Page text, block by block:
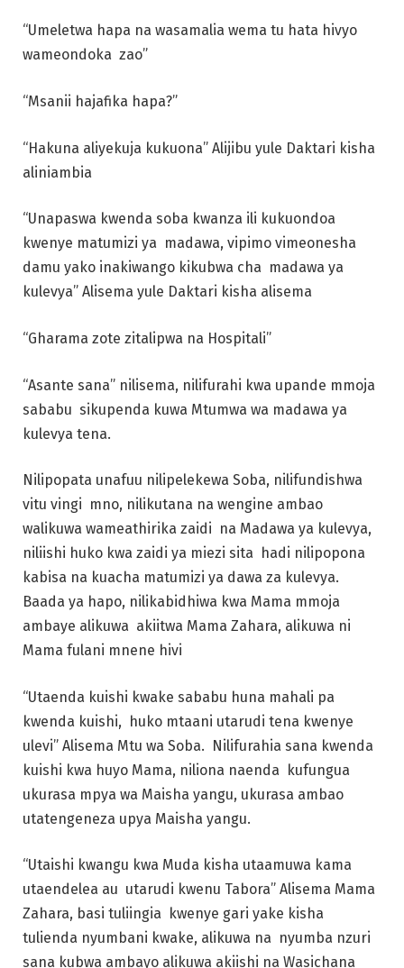
“Umeletwa hapa na wasamalia wema tu hata hivyo
wameondoka zao”
“Msanii hajafika hapa?”
“Hakuna aliyekuja kukuona” Alijibu yule Daktari kisha
aliniambia
“Unapaswa kwenda soba kwanza ili kukuondoa
kwenye matumizi ya madawa, vipimo vimeonesha
damu yako inakiwango kikubwa cha madawa ya
kulevya” Alisema yule Daktari kisha alisema
“Gharama zote zitalipwa na Hospitali”
“Asante sana” nilisema, nilifurahi kwa upande mmoja
sababu sikupenda kuwa Mtumwa wa madawa ya
kulevya tena.
Nilipopata unafuu nilipelekewa Soba, nilifundishwa
vitu vingi mno, nilikutana na wengine ambao
walikuwa wameathirika zaidi na Madawa ya kulevya,
niliishi huko kwa zaidi ya miezi sita hadi nilipopona
kabisa na kuacha matumizi ya dawa za kulevya.
Baada ya hapo, nilikabidhiwa kwa Mama mmoja
ambaye alikuwa akiitwa Mama Zahara, alikuwa ni
Mama fulani mnene hivi
“Utaenda kuishi kwake sababu huna mahali pa
kwenda kuishi, huko mtaani utarudi tena kwenye
ulevi” Alisema Mtu wa Soba. Nilifurahia sana kwenda
kuishi kwa huyo Mama, niliona naenda kufungua
ukurasa mpya wa Maisha yangu, ukurasa ambao
utatengeneza upya Maisha yangu.
“Utaishi kwangu kwa Muda kisha utaamuwa kama
utaendelea au utarudi kwenu Tabora” Alisema Mama
Zahara, basi tuliingia kwenye gari yake kisha
tulienda nyumbani kwake, alikuwa na nyumba nzuri
sana kubwa ambayo alikuwa akiishi na Wasichana